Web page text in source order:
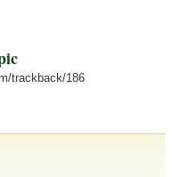
trackback/186